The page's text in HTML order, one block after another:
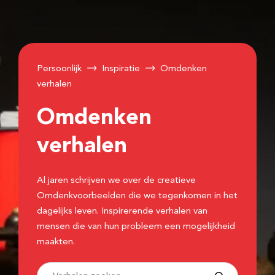
Persoonlijk Inspiratie
Omdenken
verhalen
Omdenken
verhalen
Al jaren schrijven we over de creatieve
Omdenkvoorbeelden die we tegenkomen in het
dagelijks leven. Inspirerende verhalen van
mensen die van hun probleem een mogelijkheid
maakten.